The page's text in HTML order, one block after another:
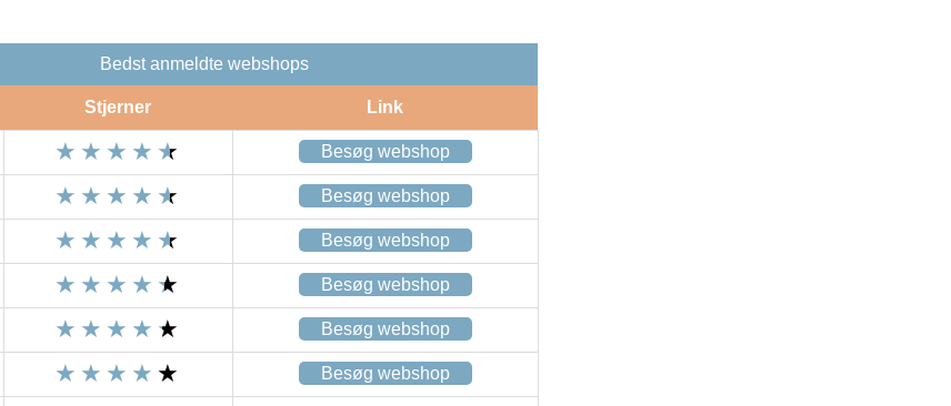
Bedst anmeldte webshops
Stjerner Link
Besøg webshop
Besøg webshop
Besøg webshop
Besøg webshop
Besøg webshop
Besøg webshop